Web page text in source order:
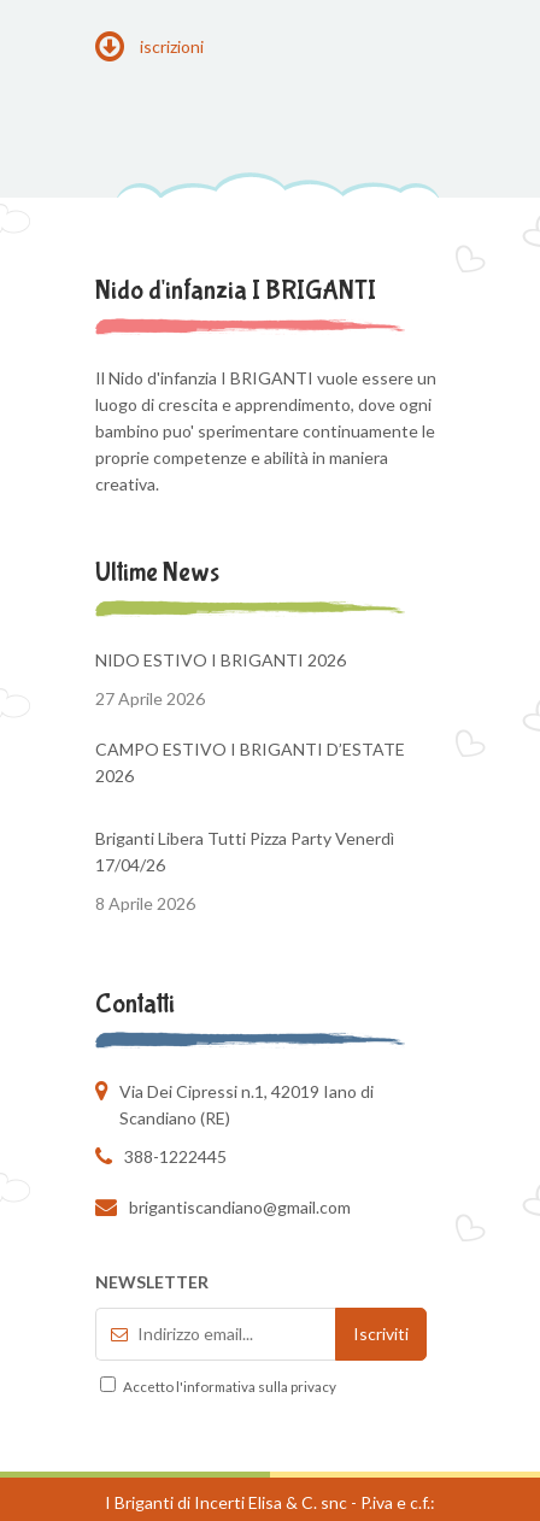
iscrizioni
Nido d'infanzia I BRIGANTI
Il Nido d'infanzia I BRIGANTI vuole essere un
luogo di crescita e apprendimento, dove ogni
bambino puo' sperimentare continuamente le
proprie competenze e abilità in maniera
creativa.
Ultime News
NIDO ESTIVO I BRIGANTI 2026
27 Aprile 2026
CAMPO ESTIVO I BRIGANTI D’ESTATE
2026
Briganti Libera Tutti Pizza Party Venerdì
17/04/26
8 Aprile 2026
Contatti
Via Dei Cipressi n.1, 42019 Iano di
Scandiano (RE)
388-1222445
brigantiscandiano@gmail.com
NEWSLETTER
Accetto l'informativa sulla privacy
I Briganti di Incerti Elisa & C. snc - P.iva e c.f.: